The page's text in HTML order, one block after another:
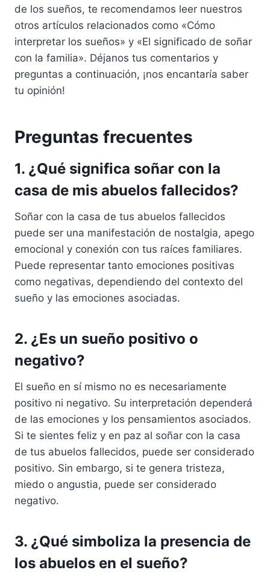
de los sueños, te recomendamos leer nuestros
otros artículos relacionados como «Cómo
interpretar los sueños» y «El significado de soñar
con la familia». Déjanos tus comentarios y
preguntas a continuación, ¡nos encantaría saber
tu opinión!
Preguntas frecuentes
1. ¿Qué significa soñar con la
casa de mis abuelos fallecidos?
Soñar con la casa de tus abuelos fallecidos
puede ser una manifestación de nostalgia, apego
emocional y conexión con tus raíces familiares.
Puede representar tanto emociones positivas
como negativas, dependiendo del contexto del
sueño y las emociones asociadas.
2. ¿Es un sueño positivo o
negativo?
El sueño en sí mismo no es necesariamente
positivo ni negativo. Su interpretación dependerá
de las emociones y los pensamientos asociados.
Si te sientes feliz y en paz al soñar con la casa
de tus abuelos fallecidos, puede ser considerado
positivo. Sin embargo, si te genera tristeza,
miedo o angustia, puede ser considerado
negativo.
3. ¿Qué simboliza la presencia de
los abuelos en el sueño?